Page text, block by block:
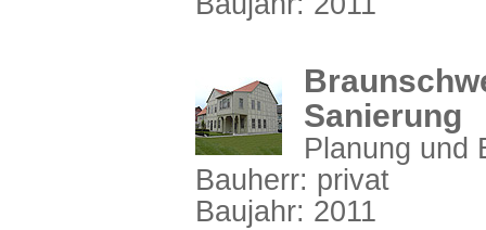
Sanierung
Planung und
Bauherr: privat
Baujahr: 2011